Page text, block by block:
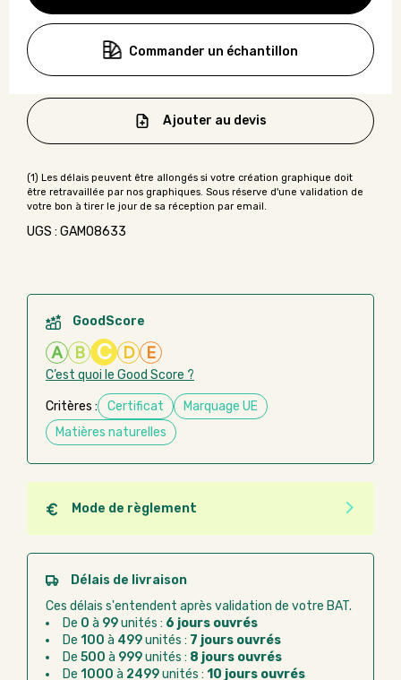
Commander un échantillon
Ajouter au devis
UGS : GAMO8633
GoodScore
A B C D E
C’est quoi le Good Score ?
Critères : Certificat
Marquage UE
Matières naturelles
Mode de règlement
Quel que soit le mode de règlement, vous pouvez
passer commande en ligne sur Good Act.
Paiement CB :paiement sécurisé par carte
Virement bancaire :règlement sur facture
après la commande
Chorus Pro :règlement par mandat
Délais de livraison
Ces délais s'entendent après validation de votre BAT.
De 0 à 99unités : 6 jours ouvrés
De 100 à 499unités : 7 jours ouvrés
De 500 à 999unités : 8 jours ouvrés
De 1000 à 2499unités : 10 jours ouvrés